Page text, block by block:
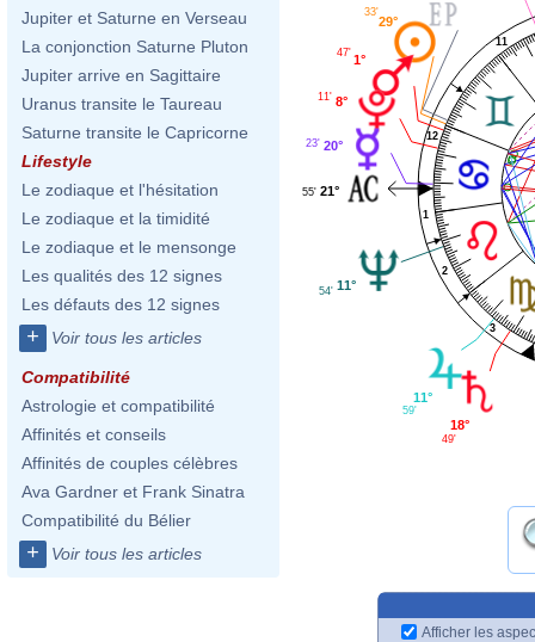
Jupiter et Saturne en Verseau
La conjonction Saturne Pluton
Jupiter arrive en Sagittaire
Uranus transite le Taureau
Saturne transite le Capricorne
Lifestyle
Le zodiaque et l'hésitation
Le zodiaque et la timidité
Le zodiaque et le mensonge
Les qualités des 12 signes
Les défauts des 12 signes
+ Voir tous les articles
Compatibilité
Astrologie et compatibilité
Affinités et conseils
Affinités de couples célèbres
Ava Gardner et Frank Sinatra
Compatibilité du Bélier
+ Voir tous les articles
1
2
3
11
12
29°
33'
1°
47'
8°
11'
20°
23'
21°
55'
11°
54'
11°
59'
18°
49'
Afficher les